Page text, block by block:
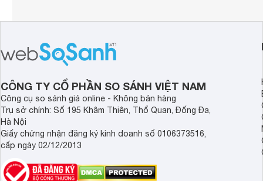
CÔNG TY CỔ PHẦN SO SÁNH VIỆT NAM
Công cụ so sánh giá online - Không bán hàng
Trụ sở chính: Số 195 Khâm Thiên, Thổ Quan, Đống Đa,
Hà Nội
Giấy chứng nhận đăng ký kinh doanh số 0106373516,
cấp ngày 02/12/2013